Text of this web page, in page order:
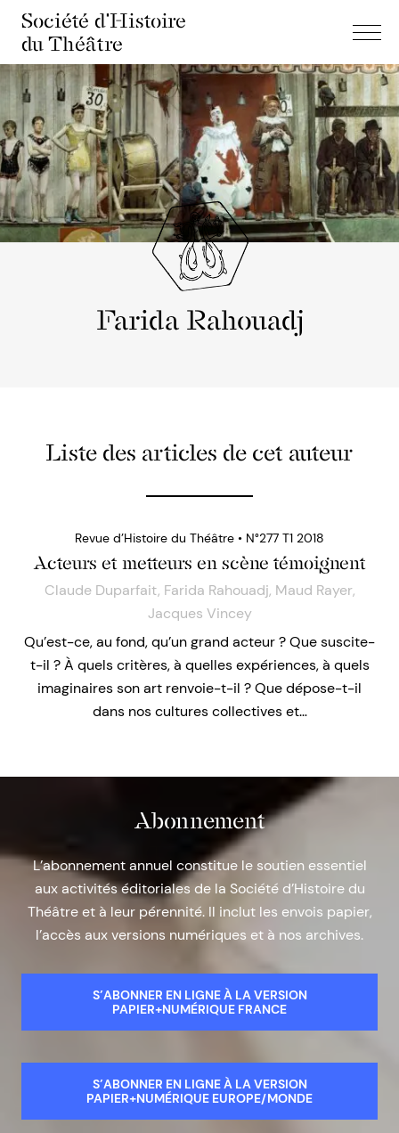
Société d'Histoire
du Théâtre
Farida Rahouadj
Liste des articles de cet auteur
Revue d’Histoire du Théâtre • N°277 T1 2018
Acteurs et metteurs en scène témoignent
Claude Duparfait, Farida Rahouadj, Maud Rayer,
Jacques Vincey
Qu’est-ce, au fond, qu’un grand acteur ? Que suscite-
t-il ? À quels critères, à quelles expériences, à quels
imaginaires son art renvoie-t-il ? Que dépose-t-il
dans nos cultures collectives et…
Abonnement
L’abonnement annuel constitue le soutien essentiel
aux activités éditoriales de la Société d’Histoire du
Théâtre et à leur pérennité. Il inclut les envois papier,
l’accès aux versions numériques et à nos archives.
S’ABONNER EN LIGNE À LA VERSION
PAPIER+NUMÉRIQUE FRANCE
S’ABONNER EN LIGNE À LA VERSION
PAPIER+NUMÉRIQUE EUROPE/MONDE